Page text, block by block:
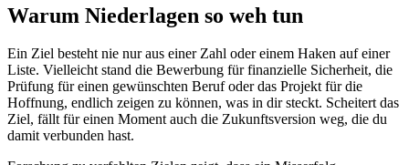
Warum Niederlagen so weh tun
Ein Ziel besteht nie nur aus einer Zahl oder einem Haken auf einer
Liste. Vielleicht stand die Bewerbung für finanzielle Sicherheit, die
Prüfung für einen gewünschten Beruf oder das Projekt für die
Hoffnung, endlich zeigen zu können, was in dir steckt. Scheitert das
Ziel, fällt für einen Moment auch die Zukunftsversion weg, die du
damit verbunden hast.